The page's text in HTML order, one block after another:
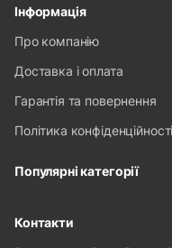
Інформація
Про компанію
Доставка і оплата
Гарантія та повернення
Політика конфіденційності
Популярні категорії
Контакти